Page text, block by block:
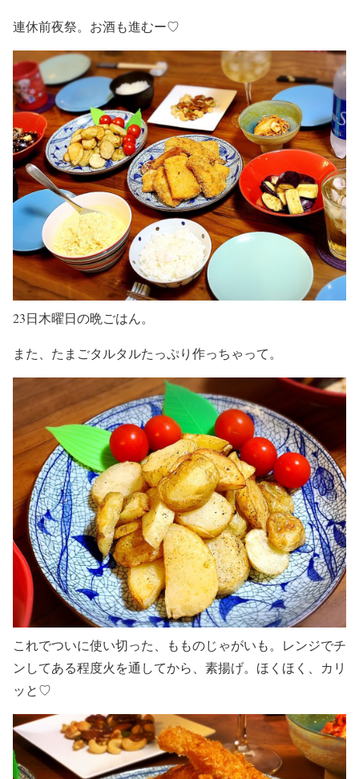
連休前夜祭。お酒も進むー♡
23日木曜日の晩ごはん。
また、たまごタルタルたっぷり作っちゃって。
これでついに使い切った、もものじゃがいも。レンジでチ
ンしてある程度火を通してから、素揚げ。ほくほく、カリ
ッと♡